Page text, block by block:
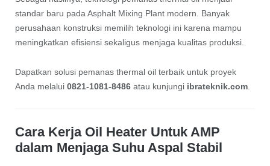
standar baru pada Asphalt Mixing Plant modern. Banyak
perusahaan konstruksi memilih teknologi ini karena mampu
meningkatkan efisiensi sekaligus menjaga kualitas produksi.
Dapatkan solusi pemanas thermal oil terbaik untuk proyek
Anda melalui 0821-1081-8486atau kunjungi ibrateknik.com.
Cara Kerja Oil Heater Untuk AMP
dalam Menjaga Suhu Aspal Stabil